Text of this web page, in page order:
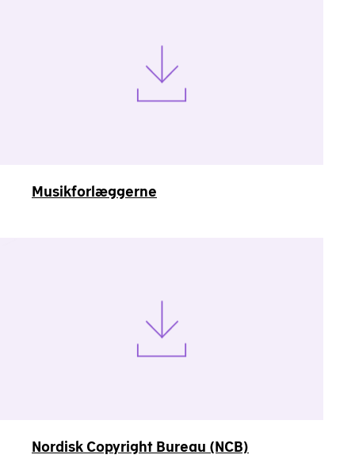
Musikforlæggerne
Nordisk Copyright Bureau (NCB)